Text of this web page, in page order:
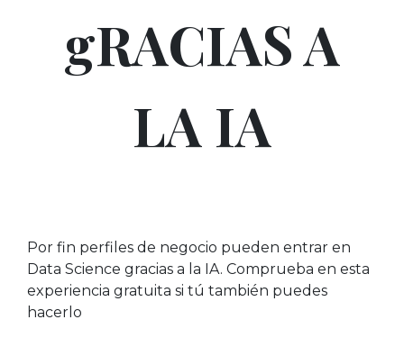
gRACIAS A
LA IA
Por fin perfiles de negocio pueden entrar en
Data Science gracias a la IA. Comprueba en esta
experiencia gratuita si tú también puedes
hacerlo